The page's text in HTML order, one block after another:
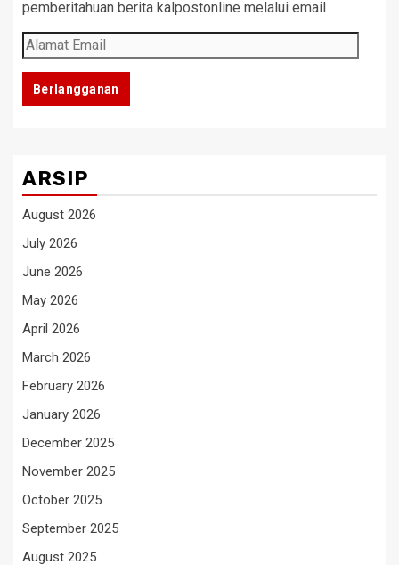
pemberitahuan berita kalpostonline melalui email
Alamat
Email
Berlangganan
ARSIP
August 2026
July 2026
June 2026
May 2026
April 2026
March 2026
February 2026
January 2026
December 2025
November 2025
October 2025
September 2025
August 2025